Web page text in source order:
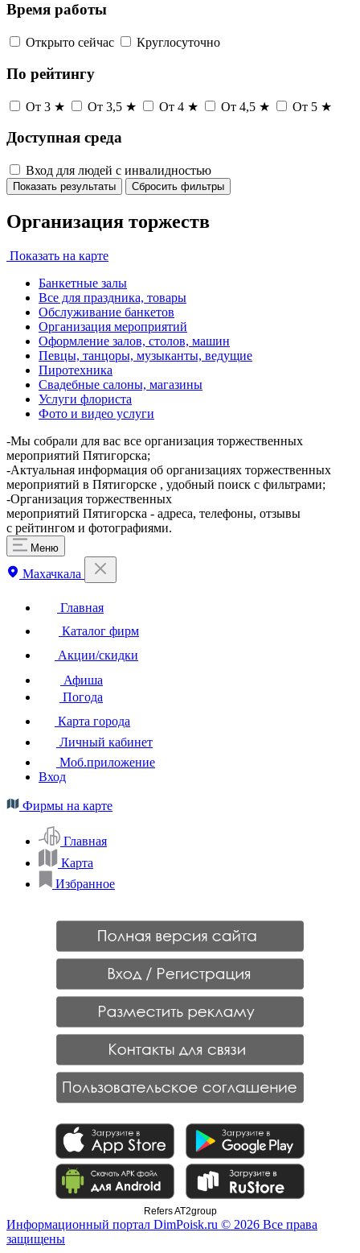
Время работы
Открыто сейчас Круглосуточно
По рейтингу
От 3 ★ От 3,5 ★ От 4 ★ От 4,5 ★ От 5 ★
Доступная среда
Вход для людей с инвалидностью
Показать результаты Сбросить фильтры
Организация торжеств
Показать на карте
Банкетные залы
Все для праздника, товары
Обслуживание банкетов
Организация мероприятий
Оформление залов, столов, машин
Певцы, танцоры, музыканты, ведущие
Пиротехника
Свадебные салоны, магазины
Услуги флориста
Фото и видео услуги
-Мы собрали для вас все организация торжественных
мероприятий Пятигорска;
-Актуальная информация об организациях торжественных
мероприятий в Пятигорске , удобный поиск с фильтрами;
-Организация торжественных
мероприятий Пятигорска - адреса, телефоны, отзывы
с рейтингом и фотографиями.
Меню
Махачкала
Главная
Каталог фирм
Акции/скидки
Афиша
Погода
Карта города
Личный кабинет
Моб.приложение
Вход
Фирмы на карте
Главная
Карта
Избранное
Refers AT2group
Информационный портал DimPoisk.ru © 2026 Все права
защищены